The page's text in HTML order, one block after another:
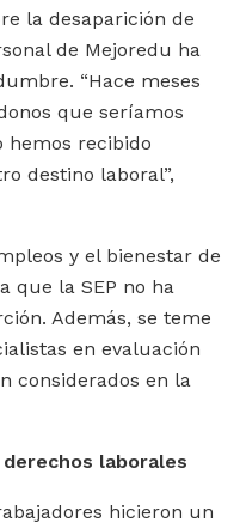
la desaparición de
de Mejoredu ha
“Hace meses
que seríamos
hemos recibido
destino laboral”,
y el bienestar de
que la SEP no ha
Además, se teme
en evaluación
considerados en la
laborales
hicieron un